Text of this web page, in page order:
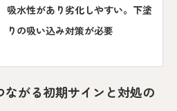
吸水性があり劣化しやすい。下塗
りの吸い込み対策が必要
がる初期サインと対処の